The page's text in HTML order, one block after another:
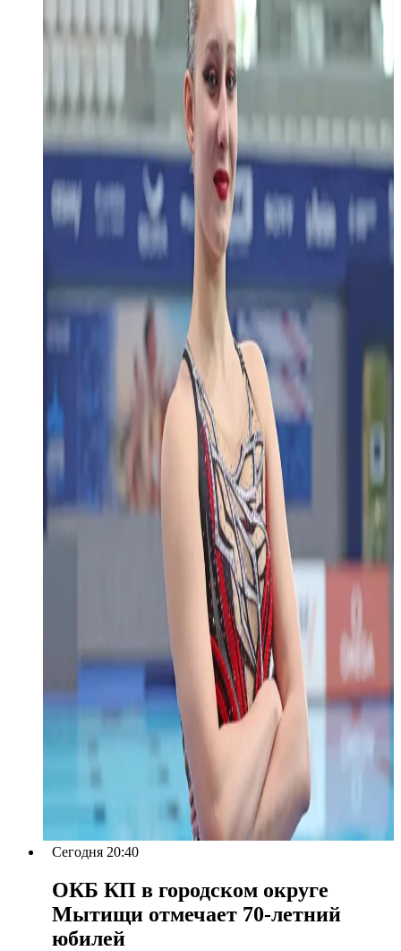
Сегодня 20:40
ОКБ КП в городском округе
Мытищи отмечает 70-летний
юбилей